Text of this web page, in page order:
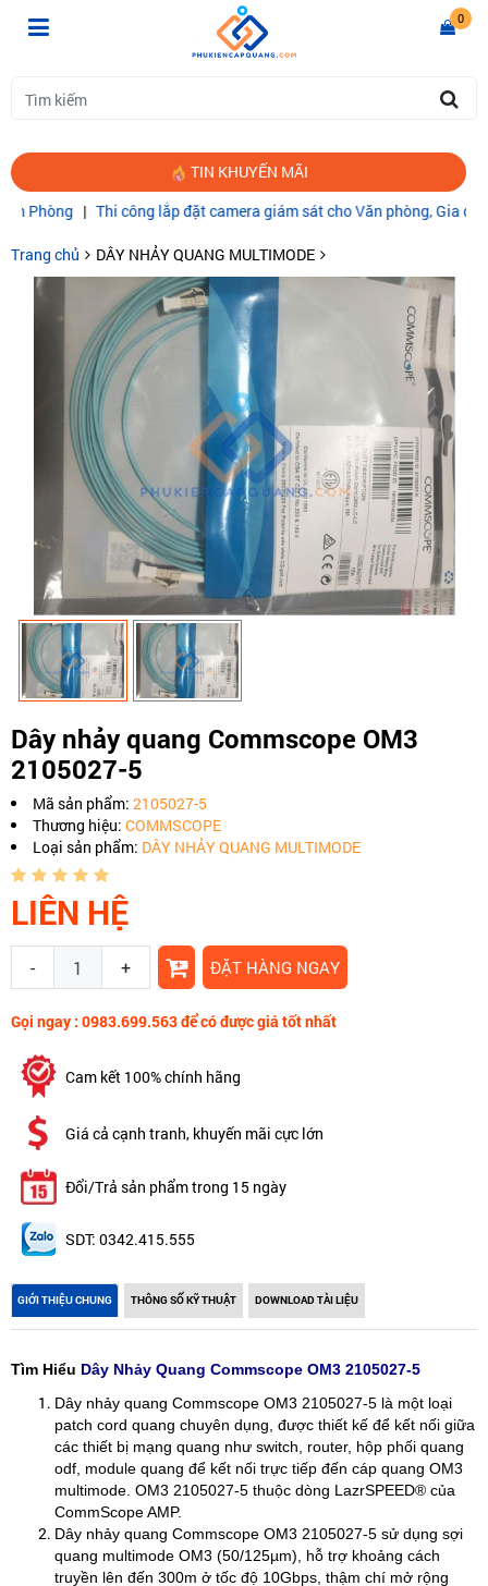
0
TIN KHUYẾN MÃI
|Thi công lắp đặt camera giám sát cho Văn phòng, Gia đình|
Trang chủ DÂY NHẢY QUANG MULTIMODE
Dây nhảy quang Commscope OM3
2105027-5
Mã sản phẩm: 2105027-5
Thương hiệu: COMMSCOPE
Loại sản phẩm: DÂY NHẢY QUANG MULTIMODE
LIÊN HỆ
- + ĐẶT HÀNG NGAY
Gọi ngay : 0983.699.563 để có được giá tốt nhất
Cam kết 100% chính hãng
Giá cả cạnh tranh, khuyến mãi cực lớn
Đổi/Trả sản phẩm trong 15 ngày
SDT: 0342.415.555
GIỚI THIỆU CHUNG THÔNG SỐ KỸ THUẬT DOWNLOAD TÀI LIỆU
Tìm Hiểu Dây Nhảy Quang Commscope OM3 2105027-5
Dây nhảy quang Commscope OM3 2105027-5 là một loại
patch cord quang chuyên dụng, được thiết kế để kết nối giữa
các thiết bị mạng quang như switch, router, hộp phối quang
odf, module quang để kết nối trực tiếp đến cáp quang OM3
multimode. OM3 2105027-5 thuộc dòng LazrSPEED® của
CommScope AMP.
Dây nhảy quang Commscope OM3 2105027-5 sử dụng sợi
quang multimode OM3 (50/125µm), hỗ trợ khoảng cách
truyền lên đến 300m ở tốc độ 10Gbps, thậm chí mở rộng